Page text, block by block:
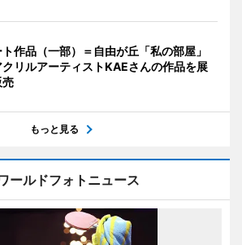
ト作品（一部）＝自由が丘「私の部屋」
リルアーティストKAEさんの作品を展
売
もっと見る
ールドフォトニュース